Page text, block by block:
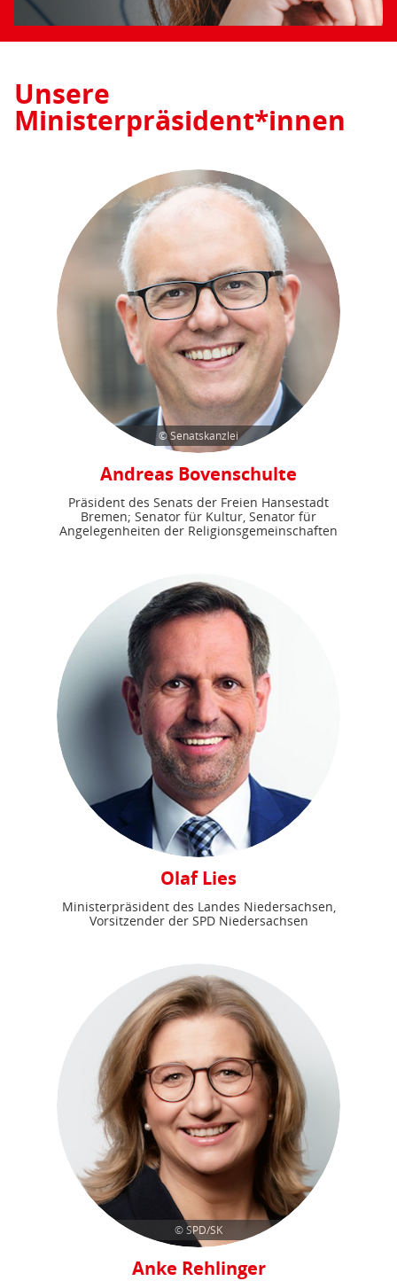
Unsere
Ministerpräsident*innen
© Senatskanzlei
Andreas Bovenschulte
Präsident des Senats der Freien Hansestadt
Bremen; Senator für Kultur, Senator für
Angelegenheiten der Religionsgemeinschaften
Olaf Lies
Ministerpräsident des Landes Niedersachsen,
Vorsitzender der SPD Niedersachsen
© SPD/SK
Anke Rehlinger